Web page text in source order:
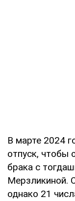
В марте 2024
отпуск, чтобы
брака с
Мерзликиной.
однако 21